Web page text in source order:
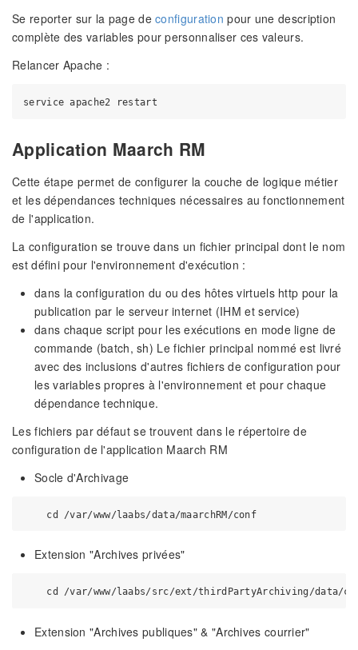
Se reporter sur la page deconfiguration pour une description
complète des variables pour personnaliser ces valeurs.
Relancer Apache :
Application Maarch RM
Cette étape permet de configurer la couche de logique métier
et les dépendances techniques nécessaires au fonctionnement
de l'application.
La configuration se trouve dans un fichier principal dont le nom
est défini pour l'environnement d'exécution :
dans la configuration du ou des hôtes virtuels http pour la
publication par le serveur internet (IHM et service)
dans chaque script pour les exécutions en mode ligne de
commande (batch, sh) Le fichier principal nommé est livré
avec des inclusions d'autres fichiers de configuration pour
les variables propres à l'environnement et pour chaque
dépendance technique.
Les fichiers par défaut se trouvent dans le répertoire de
configuration de l'application Maarch RM
Socle d'Archivage
Extension "Archives privées"
Extension "Archives publiques" & "Archives courrier"